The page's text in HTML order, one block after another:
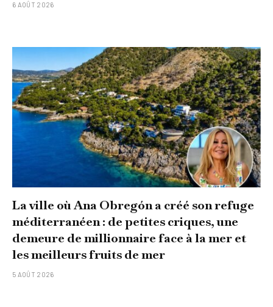
6 AOÛT 2026
La ville où Ana Obregón a créé son refuge
méditerranéen : de petites criques, une
demeure de millionnaire face à la mer et
les meilleurs fruits de mer
5 AOÛT 2026